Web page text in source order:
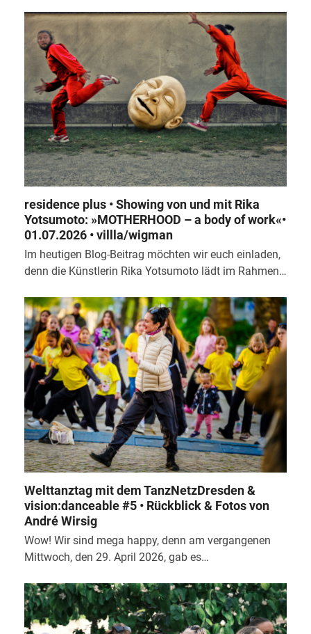
residence plus • Showing von und mit Rika
Yotsumoto: »MOTHERHOOD – a body of work«•
01.07.2026 • villla/wigman
Im heutigen Blog-Beitrag möchten wir euch einladen,
denn die Künstlerin Rika Yotsumoto lädt im Rahmen…
Welttanztag mit dem TanzNetzDresden &
vision:danceable #5 • Rückblick & Fotos von
André Wirsig
Wow! Wir sind mega happy, denn am vergangenen
Mittwoch, den 29. April 2026, gab es…